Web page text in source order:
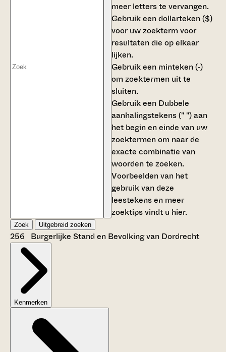
meer letters te vervangen.
Gebruik eendollarteken ($)
voor uw zoekterm voor
resultaten die op elkaar
lijken.
Gebruik een minteken (-)
om zoektermen uit te
sluiten.
Gebruik een Dubbele
aanhalingstekens (" ")aan
het begin en einde van uw
zoektermen om naar de
exacte combinatie van
woorden te zoeken.
Voorbeelden van het
gebruik van deze
leestekens en meer
zoektips vindt u hier.
Zoek Uitgebreid zoeken
256 Burgerlijke Stand en Bevolking van Dordrecht
Kenmerken